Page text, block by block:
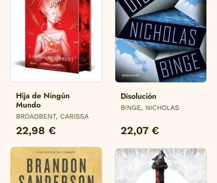
Hija de Ningún
Mundo
BROADBENT, CARISSA
22,98 €
Disolución
BINGE, NICHOLAS
22,07 €